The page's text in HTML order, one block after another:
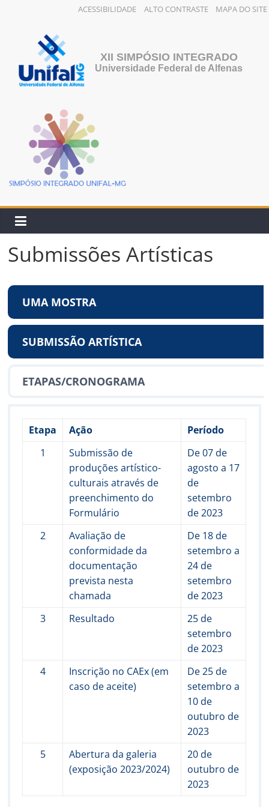
ACESSIBILIDADE ALTO CONTRASTE MAPA DO SITE
XII SIMPÓSIO INTEGRADO
Universidade Federal de Alfenas
Submissões Artísticas
UMA MOSTRA
SUBMISSÃO ARTÍSTICA
ETAPAS/CRONOGRAMA
Etapa Ação
Período
1
Submissão de
produções artístico-
culturais através de
preenchimento do
Formulário
De 07 de
agosto a 17
de
setembro
de 2023
2
Avaliação de
conformidade da
documentação
prevista nesta
chamada
De 18 de
setembro a
24 de
setembro
de 2023
3
Resultado
25 de
setembro
de 2023
4
Inscrição no CAEx (em
caso de aceite)
De 25 de
setembro a
10 de
outubro de
2023
5
Abertura da galeria
(exposição 2023/2024)
20 de
outubro de
2023